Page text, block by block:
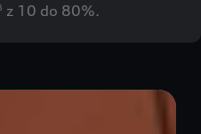
z 10 do 80%.